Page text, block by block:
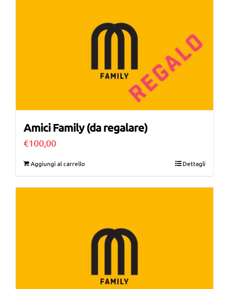
Amici Family (da regalare)
€100,00
Aggiungi al carrello Dettagli